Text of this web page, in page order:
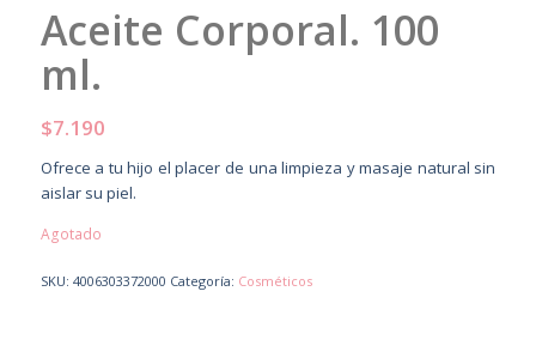
Aceite Corporal. 100
ml.
$7.190
Ofrece a tu hijo el placer de una limpieza y masaje natural sin
aislar su piel.
Agotado
SKU: 4006303372000 Categoría: Cosméticos